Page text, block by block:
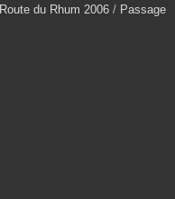
Route du Rhum 2006 / Passage